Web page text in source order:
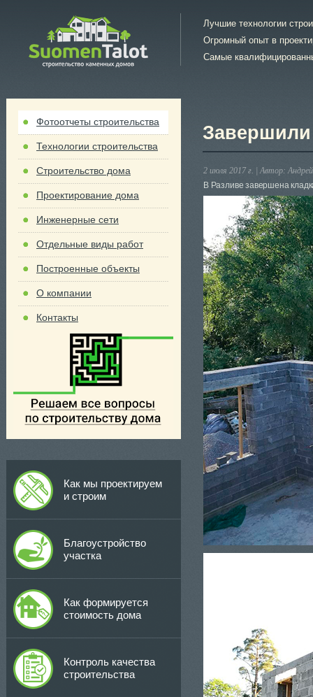
Лучшие технологии
Огромный опыт в
Самые
Фотоотчеты строительства
Технологии строительства
Строительство дома
Проектирование дома
Инженерные сети
Отдельные виды работ
Построенные объекты
О компании
Контакты
Как мы проектируем
и строим
Благоустройство
участка
Как формируется
стоимость дома
Контроль качества
строительства
Завершили
2 июля 2017 г. | Автор:
В Разливе завершена